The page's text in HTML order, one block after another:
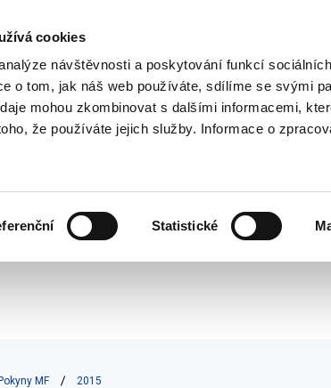
cookies
návštěvnosti a poskytování funkcí
o tom, jak náš web používáte, sdílíme se svými
mohou zkombinovat s dalšími informacemi,
že používáte jejich služby. Informace o
Statistické
Vyhledat
submenu
politika
submenu
Pokyny MF 2015